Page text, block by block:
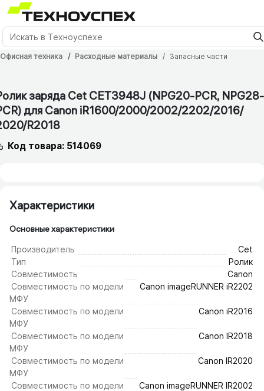
Офисная техника Расходные материалы Запасные части
заряда Cet CET3948J (NPG20-PCR, NPG28-
для Canon iR1600/​2000/​2002/​2202/​2016/​
​R2018
Код товара: 514069
Характеристики
Основные характеристики
Производитель
Cet
Тип
Ролик
Совместимость
Canon
Совместимость по модели
МФУ
Canon imageRUNNER iR2202
Совместимость по модели
МФУ
Canon iR2016
Совместимость по модели
МФУ
Canon IR2018
Совместимость по модели
МФУ
Canon IR2020
Совместимость по модели
Canon imageRUNNER IR2002